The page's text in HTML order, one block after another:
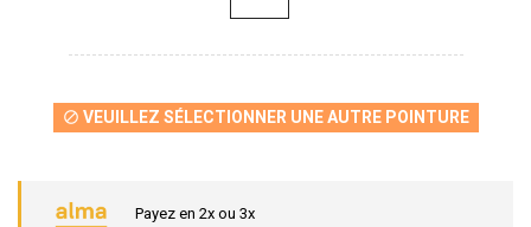
 VEUILLEZ SÉLECTIONNER UNE AUTRE POINTURE
Payez en 2x ou 3x